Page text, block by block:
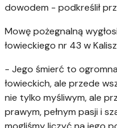
dowodem - podkreślił
Mowę pożegnalną
łowieckiego nr 43 w
- Jego śmierć to
łowieckich, ale przede
nie tylko myśliwym, ale
prawym, pełnym pasji i